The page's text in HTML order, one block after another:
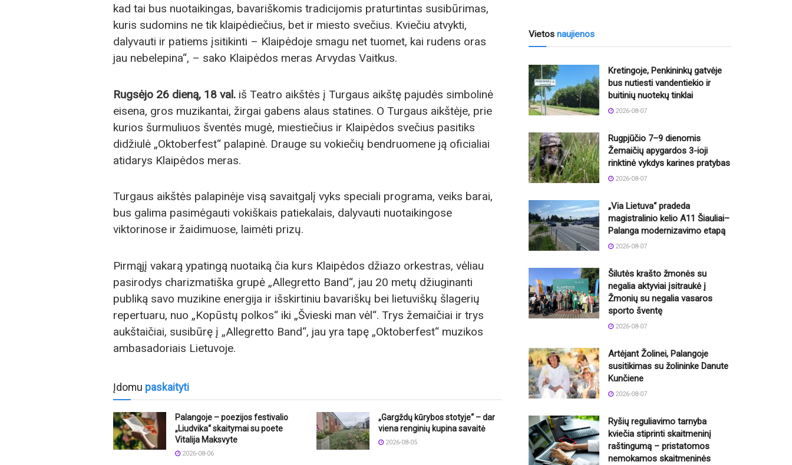
kad tai bus nuotaikingas, bavariškomis tradicijomis praturtintas susibūrimas,
kuris sudomins ne tik klaipėdiečius, bet ir miesto svečius. Kviečiu atvykti,
dalyvauti ir patiems įsitikinti – Klaipėdoje smagu net tuomet, kai rudens oras
jau nebelepina“, – sako Klaipėdos meras Arvydas Vaitkus.
Rugsėjo 26 dieną, 18 val. iš Teatro aikštės į Turgaus aikštę pajudės simbolinė
eisena, gros muzikantai, žirgai gabens alaus statines. O Turgaus aikštėje, prie
kurios šurmuliuos šventės mugė, miestiečius ir Klaipėdos svečius pasitiks
didžiulė „Oktoberfest“ palapinė. Drauge su vokiečių bendruomene ją oficialiai
atidarys Klaipėdos meras.
Turgaus aikštės palapinėje visą savaitgalį vyks speciali programa, veiks barai,
bus galima pasimėgauti vokiškais patiekalais, dalyvauti nuotaikingose
viktorinose ir žaidimuose, laimėti prizų.
Pirmąjį vakarą ypatingą nuotaiką čia kurs Klaipėdos džiazo orkestras, vėliau
pasirodys charizmatiška grupė „Allegretto Band“, jau 20 metų džiuginanti
publiką savo muzikine energija ir išskirtiniu bavariškų bei lietuviškų šlagerių
repertuaru, nuo „Kopūstų polkos“ iki „Švieski man vėl“. Trys žemaičiai ir trys
aukštaičiai, susibūrę į „Allegretto Band“, jau yra tapę „Oktoberfest“ muzikos
ambasadoriais Lietuvoje.
Įdomu paskaityti
Palangoje – poezijos festivalio
„Liudvika“ skaitymai su poete
Vitalija Maksvyte
2026-08-06
„Gargždų kūrybos stotyje“ – dar
viena renginių kupina savaitė
2026-08-05
Vietos naujienos
Kretingoje, Penkininkų gatvėje
bus nutiesti vandentiekio ir
buitinių nuotekų tinklai
2026-08-07
Rugpjūčio 7–9 dienomis
Žemaičių apygardos 3-ioji
rinktinė vykdys karines pratybas
2026-08-07
„Via Lietuva“ pradeda
magistralinio kelio A11 Šiauliai–
Palanga modernizavimo etapą
2026-08-07
Šilutės krašto žmonės su
negalia aktyviai įsitraukė į
Žmonių su negalia vasaros
sporto šventę
2026-08-07
Artėjant Žolinei, Palangoje
susitikimas su žolininke Danute
Kunčiene
2026-08-07
Ryšių reguliavimo tarnyba
kviečia stiprinti skaitmeninį
raštingumą – pristatomos
nemokamos skaitmeninės